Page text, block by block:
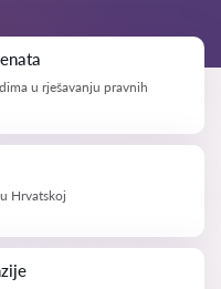
u rješavanju pravnih
Hrvatskoj